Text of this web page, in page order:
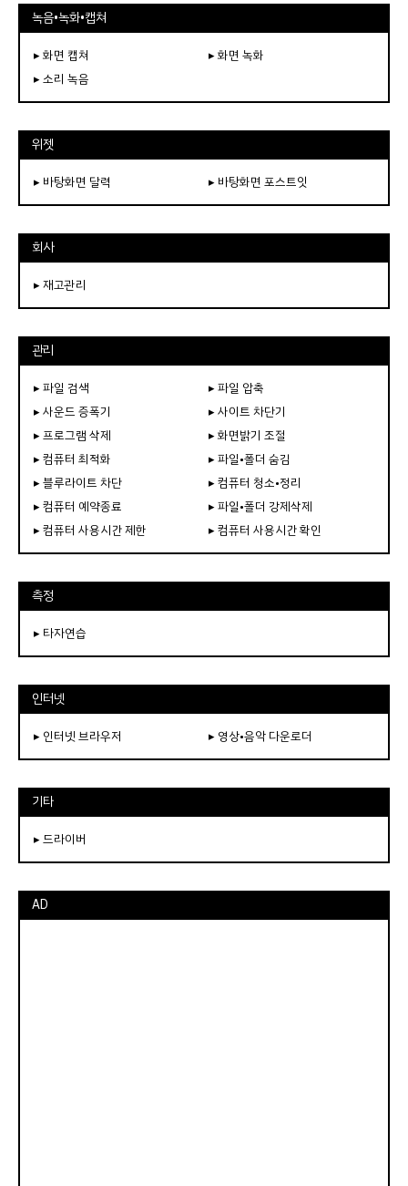
녹음•녹화•캡쳐
▸ 화면 캡쳐
▸ 화면 녹화
▸ 소리 녹음
위젯
▸ 바탕화면 달력 ▸ 바탕화면 포스트잇
회사
▸ 재고관리
관리
▸ 파일 검색
▸ 파일 압축
▸ 사운드 증폭기
▸ 사이트 차단기
▸ 프로그램 삭제
▸ 화면밝기 조절
▸ 컴퓨터 최적화
▸ 파일•폴더 숨김
▸ 블루라이트 차단
▸ 컴퓨터 청소•정리
▸ 컴퓨터 예약종료
▸ 파일•폴더 강제삭제
▸ 컴퓨터 사용시간 제한
▸ 컴퓨터 사용시간 확인
측정
▸ 타자연습
인터넷
▸ 인터넷 브라우저 ▸ 영상•음악 다운로더
기타
▸ 드라이버
AD